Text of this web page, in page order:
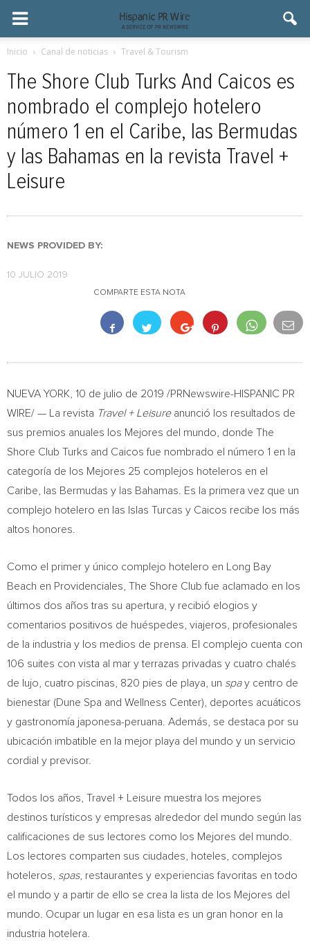
Inicio Canal de noticias Travel & Tourism
The Shore Club Turks And Caicos es
nombrado el complejo hotelero
número 1 en el Caribe, las Bermudas
y las Bahamas en la revista Travel +
Leisure
NEWS PROVIDED BY:
10 JULIO 2019
COMPARTE ESTA NOTA
NUEVA YORK , 10 de julio de 2019 /PRNewswire-HISPANIC PR
WIRE/ — La revista Travel + Leisure anunció los resultados de
sus premios anuales los Mejores del mundo, donde The
Shore Club Turks and Caicos fue nombrado el número 1 en la
categoría de los Mejores 25 complejos hoteleros en el
Caribe, las Bermudas y las Bahamas . Es la primera vez que un
complejo hotelero en las Islas Turcas y Caicos recibe los más
altos honores.
Como el primer y único complejo hotelero en
Long Bay
Beach en Providenciales, The Shore Club fue aclamado en los
últimos dos años tras su apertura, y recibió elogios y
comentarios positivos de huéspedes, viajeros, profesionales
de la industria y los medios de prensa. El complejo cuenta con
106 suites con vista al mar y terrazas privadas y cuatro chalés
de lujo, cuatro piscinas, 820 pies de playa, un spay centro de
bienestar (Dune Spa and Wellness Center), deportes acuáticos
y gastronomía japonesa-peruana. Además, se destaca por su
ubicación imbatible en la mejor playa del mundo y un servicio
cordial y previsor.
Todos los años, Travel + Leisure muestra los mejores
destinos turísticos y empresas alrededor del mundo según las
calificaciones de sus lectores como los Mejores del mundo.
Los lectores comparten sus ciudades, hoteles, complejos
hoteleros, spas, restaurantes y experiencias favoritas en todo
el mundo y a partir de ello se crea la lista de los Mejores del
mundo. Ocupar un lugar en esa lista es un gran honor en la
industria hotelera.